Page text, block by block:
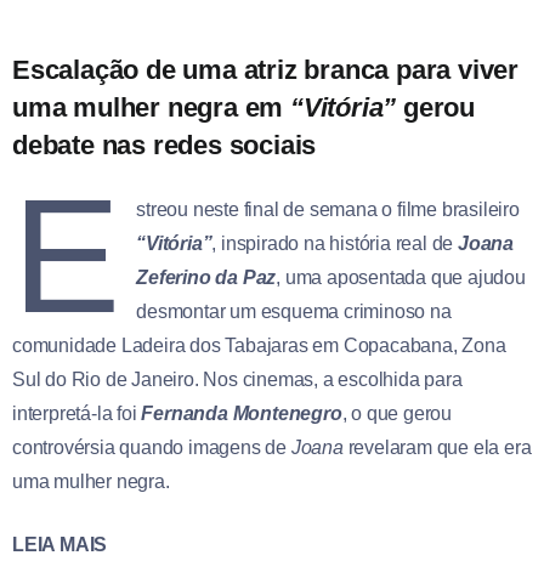
Escalação de uma atriz branca para viver
uma mulher negra em “Vitória” gerou
debate nas redes sociais
E
streou neste final de semana o filme brasileiro
“Vitória”, inspirado na história real deJoana
Zeferino da Paz, uma aposentada que ajudou
desmontar um esquema criminoso na
comunidade Ladeira dos Tabajaras em Copacabana, Zona
Sul do Rio de Janeiro. Nos cinemas, a escolhida para
interpretá-la foiFernanda Montenegro, o que gerou
controvérsia quando imagens de Joana revelaram que ela era
uma mulher negra.
LEIA MAIS